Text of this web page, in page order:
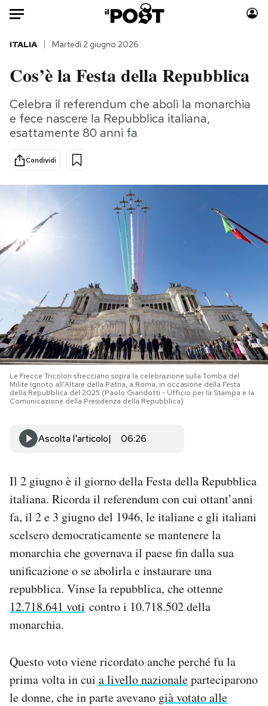
Auto
HOME
Mondo
Politica
Tecnologia
Internet
Scienza
Economia
Moda
Libri
Media
PODCAST
NEWSLETTER
I MIEI PREFERITI
CALENDARIO
AREA PERSONALE
Area Personale
Newsletter
Regala il Post
Hai bisogno di aiuto?
Esci
ITALIA Martedì 2 giugno 2026
Cos’è la Festa della Repubblica
Celebra il referendum che abolì la monarchia
e fece nascere la Repubblica italiana,
esattamente 80 anni fa
Condividi
Le Frecce Tricolori sfrecciano sopra la celebrazione sulla Tomba del
Milite Ignoto all'Altare della Patria, a Roma, in occasione della Festa
della Repubblica del 2025 (Paolo Giandotti - Ufficio per la Stampa e la
Comunicazione della Presidenza della Repubblica)
Ascolta l'articolo 06:26
Il 2 giugno è il giorno della Festa della Repubblica
italiana. Ricorda il referendum con cui ottant’anni
fa, il 2 e 3 giugno del 1946, le italiane e gli italiani
scelsero democraticamente se mantenere la
monarchia che governava il paese fin dalla sua
unificazione o se abolirla e instaurare una
repubblica. Vinse la repubblica, che ottenne
12.718.641 voti contro i 10.718.502 della
monarchia.
Questo voto viene ricordato anche perché fu la
prima volta in cui a livello nazionaleparteciparono
le donne, che in parte avevano già votato alle